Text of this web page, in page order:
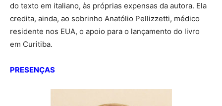
do texto em italiano, às próprias expensas da autora. Ela
credita, ainda, ao sobrinho Anatólio Pellizzetti, médico
residente nos EUA, o apoio para o lançamento do livro
em Curitiba.
PRESENÇAS